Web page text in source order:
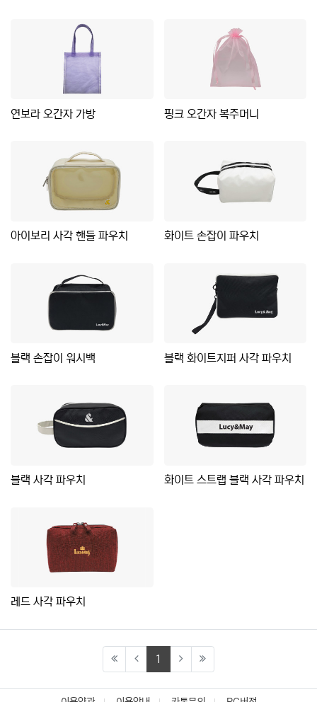
연보라 오간자 가방 핑크 오간자 복주머니
아이보리 사각 핸들 파우치 화이트 손잡이 파우치
블랙 손잡이 워시백 블랙 화이트지퍼 사각 파우치
블랙 사각 파우치 화이트 스트랩 블랙 사각 파우치
레드 사각 파우치
1 (current)